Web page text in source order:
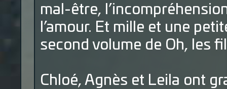
mal-être,
l’amour. Et mille et une
second volume de Oh, les
Chloé, Agnès et Leila ont